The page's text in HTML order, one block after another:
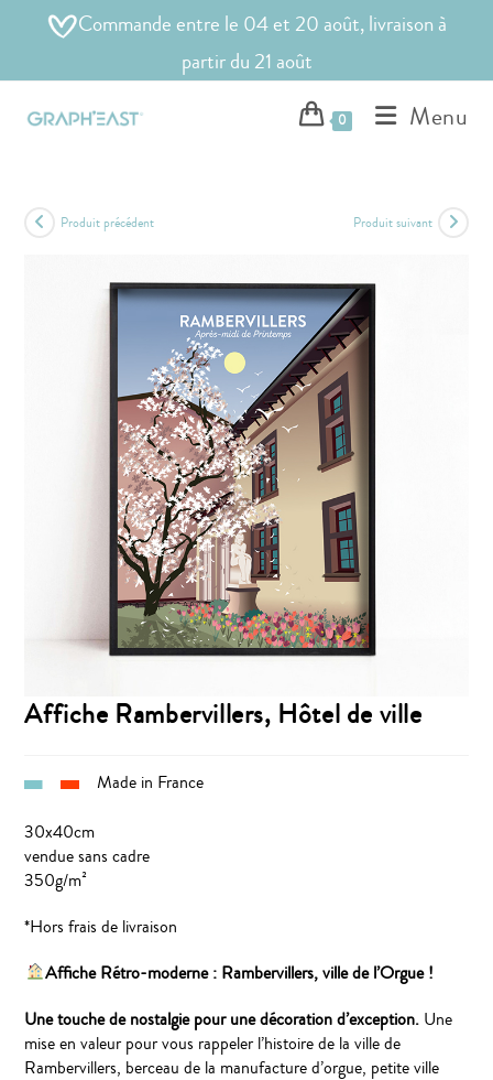
Commande entre le 04 et 20 août, livraison à
partir du 21 août
0 Menu
Produit précédent Produit suivant
Affiche Rambervillers, Hôtel de ville
Made in France
30x40cm
vendue sans cadre
350g/m²
*Hors frais de livraison
Affiche Rétro-moderne : Rambervillers, ville de l’Orgue !
Une touche de nostalgie pour une décoration d’exception. Une
mise en valeur pour vous rappeler l’histoire de la ville de
Rambervillers, berceau de la manufacture d’orgue, petite ville